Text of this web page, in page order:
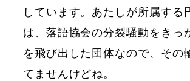
しています。あたしが所属する
は、落語協会の分裂騒動をきっ
を飛び出した団体なので、その
てませんけどね。